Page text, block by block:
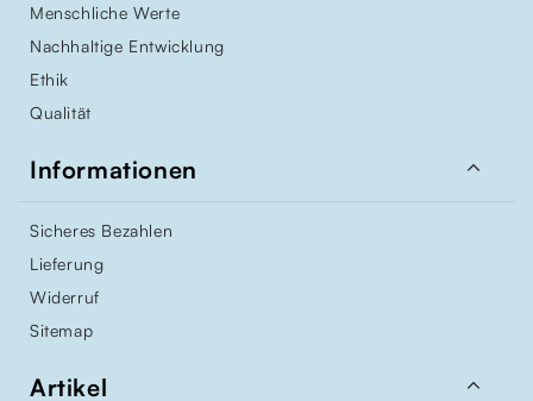
Menschliche Werte
Nachhaltige Entwicklung
Ethik
Qualität
Informationen 
Sicheres Bezahlen
Lieferung
Widerruf
Sitemap
Artikel 